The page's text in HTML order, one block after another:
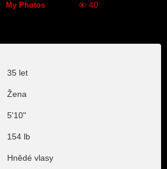
My Photos
40
35 let
Žena
5'10"
154 lb
Hnědé vlasy